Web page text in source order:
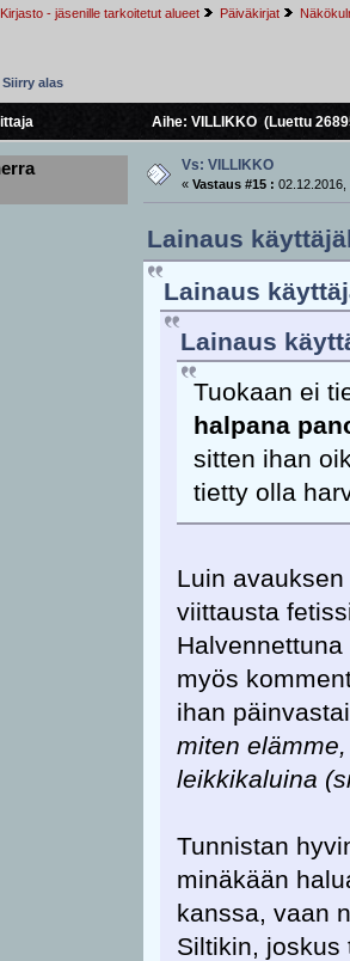
Kirjasto - jäsenille tarkoitetut alueet Päiväkirjat
Siirry alas
Aihe: VILLIKKO (Luettu
Vs: VILLIKKO
« Vastaus #15 : 02.12.2016,
Lainaus
Lainaus
Lainaus
Tuokaan ei
halpana
sitten ihan
tietty olla
Luin
viittausta
myös
ihan
miten
leikkikaluina
Tunnistan
minäkään
kanssa, vaan
Siltikin, joskus